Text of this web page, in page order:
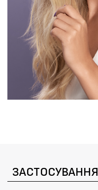
ЗАСТОСУВАННЯ